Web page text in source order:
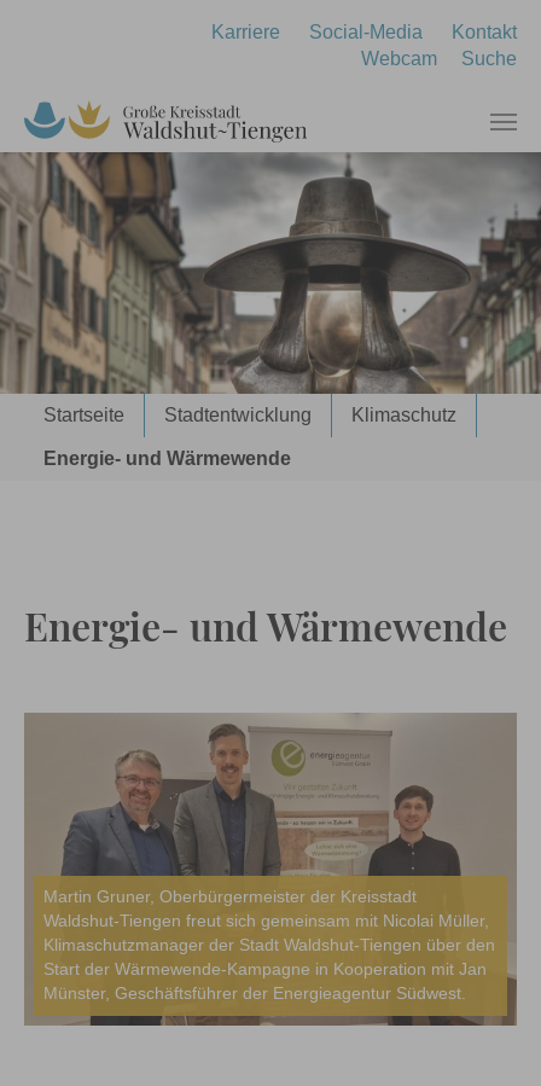
Karriere
Social-Media
Kontakt
Webcam
Suche
Sie sind hier:
Startseite Stadtentwicklung Klimaschutz
Energie- und Wärmewende
Energie- und Wärmewende
Martin Gruner, Oberbürgermeister der Kreisstadt
Waldshut-Tiengen freut sich gemeinsam mit Nicolai Müller,
Klimaschutzmanager der Stadt Waldshut-Tiengen über den
Start der Wärmewende-Kampagne in Kooperation mit Jan
Münster, Geschäftsführer der Energieagentur Südwest.